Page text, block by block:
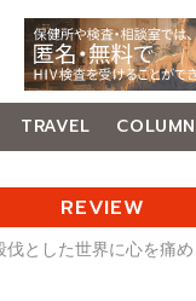
TRAVEL COLUMN
REVIEW
伐とした世界に心を痛